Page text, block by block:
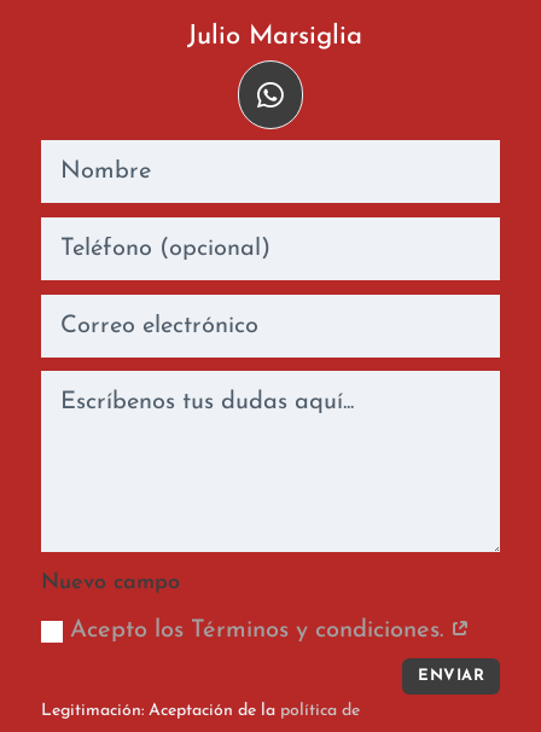
Julio Marsiglia

Nuevo campo
Acepto los Términos y condiciones.
ENVIAR
Legitimación: Aceptación de la política de